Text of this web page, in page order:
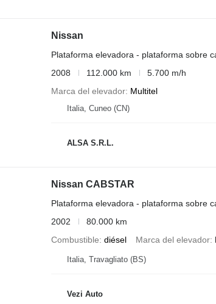
Nissan
Plataforma elevadora - plataforma sobre
2008
112.000 km
5.700 m/h
Marca del elevador Multitel
Italia, Cuneo (CN)
ALSA S.R.L.
Nissan CABSTAR
Plataforma elevadora - plataforma sobre
2002
80.000 km
Combustible diésel Marca del elevador
Italia, Travagliato (BS)
Vezi Auto